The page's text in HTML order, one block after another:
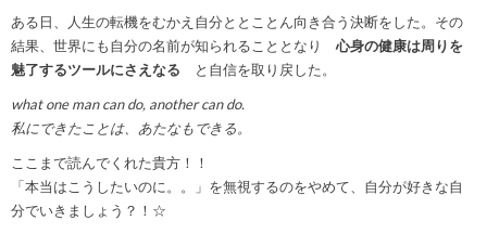
ある日、人生の転機をむかえ自分ととことん向き合う決断をした。その
結果、世界にも自分の名前が知られることとなり 心身の健康は周りを
魅了するツールにさえなる
と自信を取り戻した。
what one man can do, another can do.
私にできたことは、あたなもできる。
ここまで読んでくれた貴方！！
「本当はこうしたいのに。。」を無視するのをやめて、自分が好きな自
分でいきましょう？！☆